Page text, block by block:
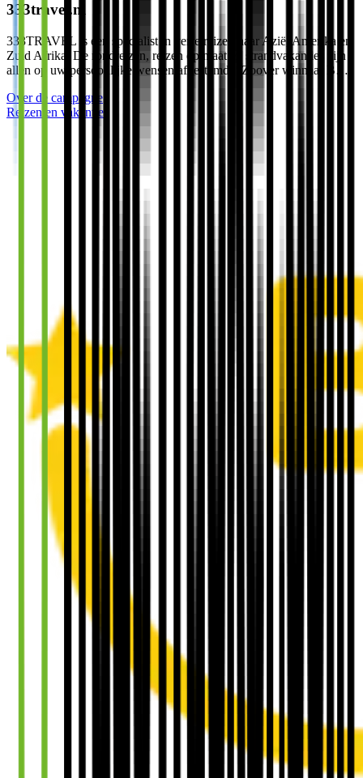
333travel.nl
333TRAVEL is een specialist in verre reizen naar Azië, Amerika en
Zuid Afrika. De rondreizen, reizen op maat en strandvakanties zijn
allen op uw persoonlijke wensen afgestemd. "Zoover winnaar B…
Over de campagne
Reizen en vakanties